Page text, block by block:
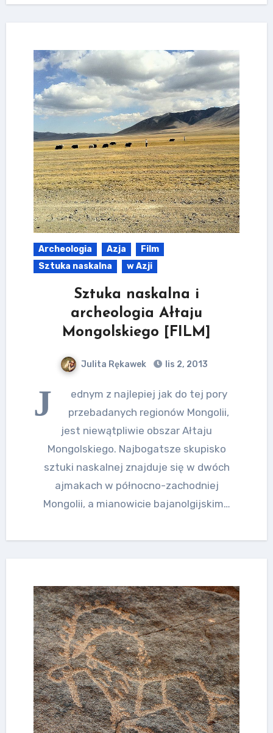
Archeologia Azja
Film
Sztuka naskalna
w Azji
Sztuka naskalna i
archeologia Ałtaju
Mongolskiego [FILM]
Julita Rękawek lis 2, 2013
J
ednym z najlepiej jak do tej pory
przebadanych regionów Mongolii,
jest niewątpliwie obszar Ałtaju
Mongolskiego. Najbogatsze skupisko
sztuki naskalnej znajduje się w dwóch
ajmakach w północno-zachodniej
Mongolii, a mianowicie bajanolgijskim…